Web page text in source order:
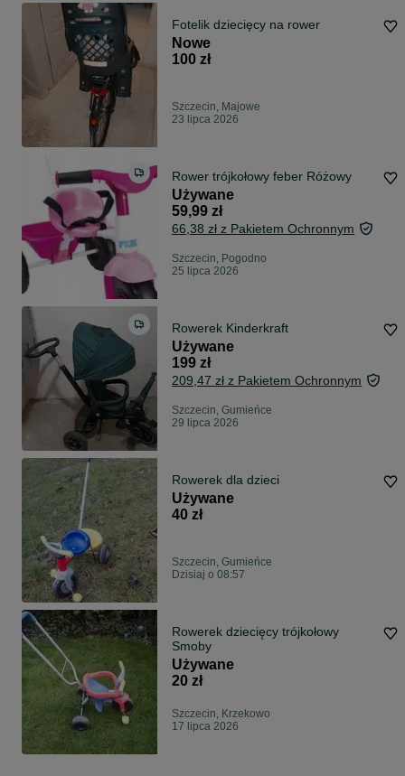
Fotelik dziecięcy na rower
Nowe
100 zł
Szczecin, Majowe
23 lipca 2026
Rower trójkołowy feber Różowy
Używane
59,99 zł
66,38 zł z Pakietem Ochronnym
Szczecin, Pogodno
25 lipca 2026
Rowerek Kinderkraft
Używane
199 zł
209,47 zł z Pakietem Ochronnym
Szczecin, Gumieńce
29 lipca 2026
Rowerek dla dzieci
Używane
40 zł
Szczecin, Gumieńce
Dzisiaj o 08:57
Rowerek dziecięcy trójkołowy
Smoby
Używane
20 zł
Szczecin, Krzekowo
17 lipca 2026